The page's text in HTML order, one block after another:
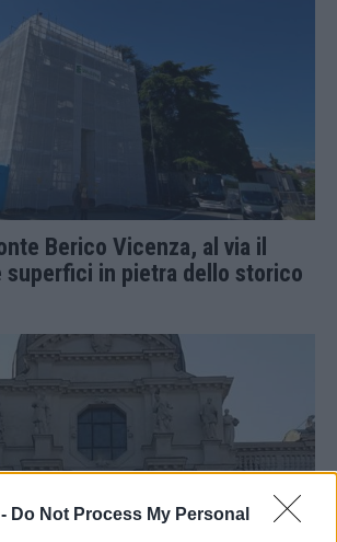
Do Not Process My Personal
Berico Vicenza, al via il
superfici in pietra dello storico